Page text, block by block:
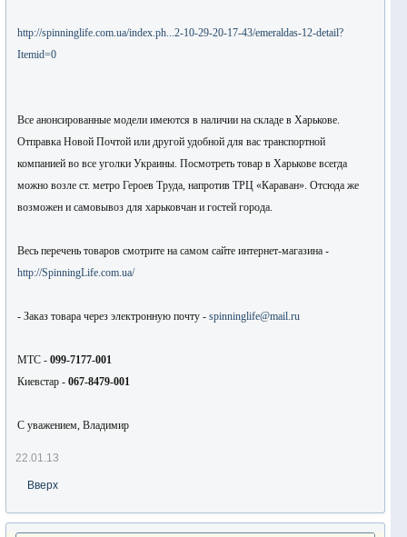
http://spinninglife.com.ua/index.ph...2-10-29-20-17-43/emeraldas-12-detail?
Itemid=0
Все анонсированные модели имеются в наличии на складе в Харькове.
Отправка Новой Почтой или другой удобной для вас транспортной
компанией во все уголки Украины. Посмотреть товар в Харькове всегда
можно возле ст. метро Героев Труда, напротив ТРЦ «Караван». Отсюда же
возможен и самовывоз для харьковчан и гостей города.
Весь перечень товаров смотрите на самом сайте интернет-магазина -
http://SpinningLife.com.ua/
- Заказ товара через электронную почту - spinninglife@mail.ru
МТС - 099-7177-001
Киевстар - 067-8479-001
С уважением, Владимир
22.01.13
Вверх